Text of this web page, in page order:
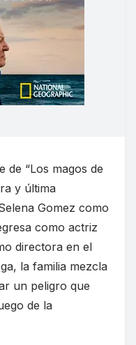
de “Los magos de
y última
Gomez como
como actriz
directora en el
la familia mezcla
un peligro que
de la